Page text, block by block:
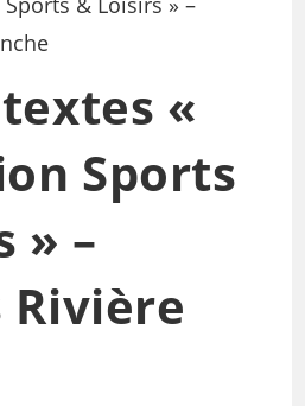
«
Sports
» –
Rivière